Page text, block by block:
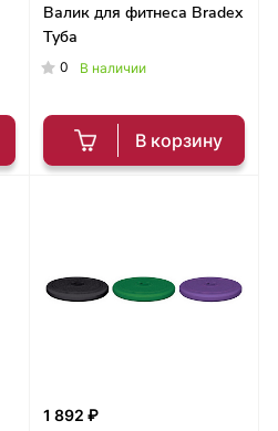
Валик для фитнеса Bradex
Туба
0 В наличии
В корзину
1 892 ₽